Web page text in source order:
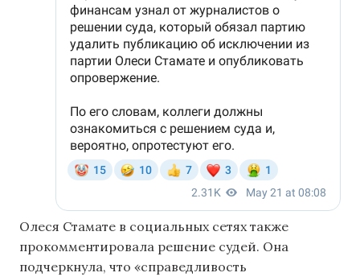
Олеся Стамате в социальных сетях также
прокомментировала решение судей. Она
подчеркнула, что «справедливость